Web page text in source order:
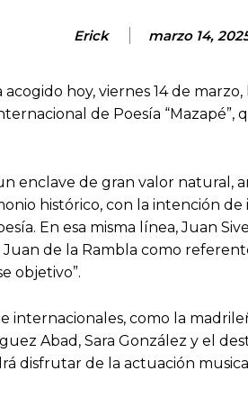
Erick marzo 14,
hoy, viernes 14 de
de Poesía
enclave de gran valor
histórico, con la intención de
En esa misma línea, Juan
de la Rambla como
objetivo”.
como la
Abad, Sara González y el
disfrutar de la actuación